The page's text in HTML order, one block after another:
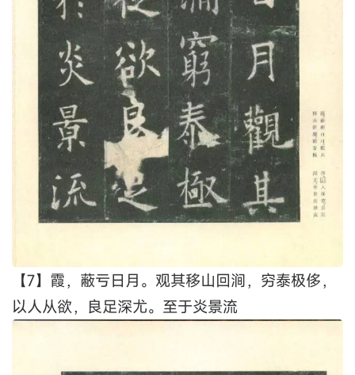
【7】霞，蔽亏日月。观其移山回涧，穷泰极侈，
以人从欲，良足深尤。至于炎景流